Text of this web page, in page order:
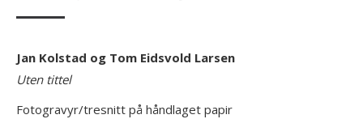
Jan Kolstad og Tom Eidsvold Larsen
Uten tittel
Fotogravyr/tresnitt på håndlaget papir